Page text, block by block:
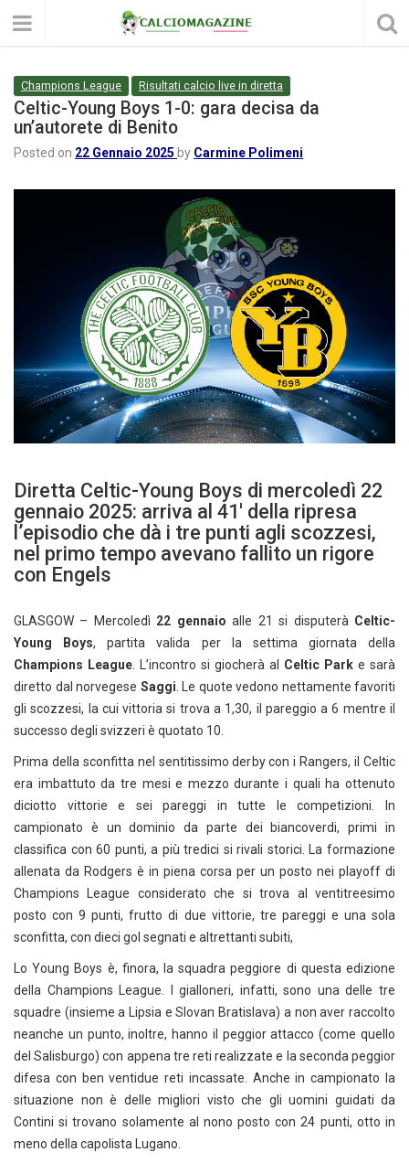
Champions League Risultati calcio live in diretta
Celtic-Young Boys 1-0: gara decisa da
un’autorete di Benito
Posted on 22 Gennaio 2025 by Carmine Polimeni
Diretta Celtic-Young Boys di mercoledì 22
gennaio 2025: arriva al 41′ della ripresa
l’episodio che dà i tre punti agli scozzesi,
nel primo tempo avevano fallito un rigore
con Engels
GLASGOW – Mercoledì 22 gennaio alle 21 si disputerà Celtic-
Young Boys, partita valida per la settima giornata della
Champions League. L’incontro si giocherà al Celtic Park e sarà
diretto dal norvegese Saggi. Le quote vedono nettamente favoriti
gli scozzesi, la cui vittoria si trova a 1,30, il pareggio a 6 mentre il
successo degli svizzeri è quotato 10.
Prima della sconfitta nel sentitissimo derby con i Rangers, il Celtic
era imbattuto da tre mesi e mezzo durante i quali ha ottenuto
diciotto vittorie e sei pareggi in tutte le competizioni. In
campionato è un dominio da parte dei biancoverdi, primi in
classifica con 60 punti, a più tredici si rivali storici. La formazione
allenata da Rodgers è in piena corsa per un posto nei playoff di
Champions League considerato che si trova al ventitreesimo
posto con 9 punti, frutto di due vittorie, tre pareggi e una sola
sconfitta, con dieci gol segnati e altrettanti subiti,
Lo Young Boys è, finora, la squadra peggiore di questa edizione
della Champions League. I gialloneri, infatti, sono una delle tre
squadre (insieme a Lipsia e Slovan Bratislava) a non aver raccolto
neanche un punto, inoltre, hanno il peggior attacco (come quello
del Salisburgo) con appena tre reti realizzate e la seconda peggior
difesa con ben ventidue reti incassate. Anche in campionato la
situazione non è delle migliori visto che gli uomini guidati da
Contini si trovano solamente al nono posto con 24 punti, otto in
meno della capolista Lugano.